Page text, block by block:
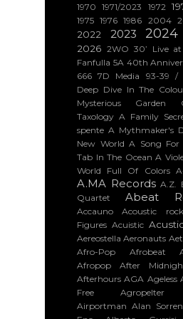
1970 1971/2023 1972
1975 1976 1986 2004
2022 2023 2024
2026 2WO 30’ Live
Fanfulla 5A 40th
666 7D Media 93-39 /
Deep Dive In The
Mysterious
Taxology A Family
spente A Mythmaker's
New World A Song For
Tab In The Ocean A
World Full Of Colors
A.MA Records A.Z.
Quartet
Abeat
Accauno Acoustic rock
Figures Acuistic
Aereostella Aeronauts
Afro-Pop
Afrobeat
Afropop
After
Afterhours AGA Ageless
Free
Agropelter
Airportman Alan